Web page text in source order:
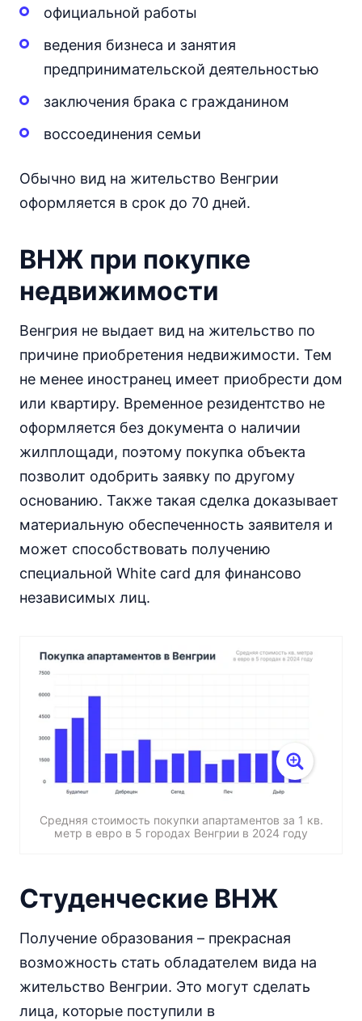
официальной работы
ведения бизнеса и занятия
предпринимательской деятельностью
заключения брака с гражданином
воссоединения семьи
Обычно вид на жительство Венгрии
оформляется в срок до 70 дней.
ВНЖ при покупке
недвижимости
Венгрия не выдает вид на жительство по
причине приобретения недвижимости. Тем
не менее иностранец имеет приобрести дом
или квартиру. Временное резидентство не
оформляется без документа о наличии
жилплощади, поэтому покупка объекта
позволит одобрить заявку по другому
основанию. Также такая сделка доказывает
материальную обеспеченность заявителя и
может способствовать получению
специальной White card для финансово
независимых лиц.
Средняя стоимость покупки апартаментов за 1 кв.
метр в евро в 5 городах Венгрии в 2024 году
Студенческие ВНЖ
Получение образования – прекрасная
возможность стать обладателем вида на
жительство Венгрии. Это могут сделать
лица, которые поступили в